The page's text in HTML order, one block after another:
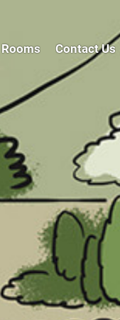
Rooms Contact Us